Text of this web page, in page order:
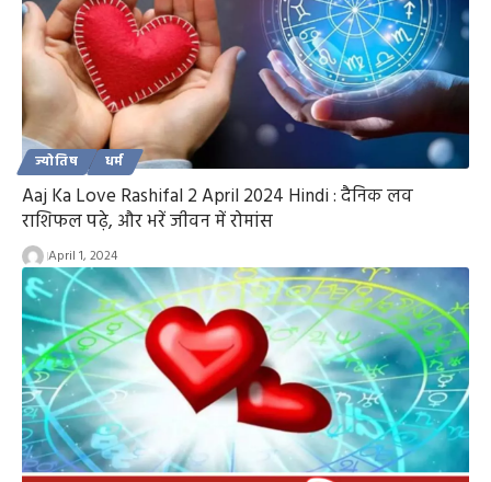
ज्योतिष धर्म
Aaj Ka Love Rashifal 2 April 2024 Hindi : दैनिक लव
राशिफल पढ़े, और भरें जीवन में रोमांस
April 1, 2024